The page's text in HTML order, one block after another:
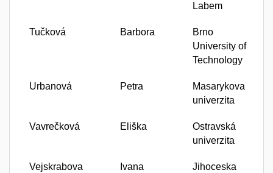
Labem
Tučková Barbora
Brno
University of
Technology
Urbanová Petra
Masarykova
univerzita
Vavrečková Eliška
Ostravská
univerzita
Vejskrabova Ivana
Jihoceska